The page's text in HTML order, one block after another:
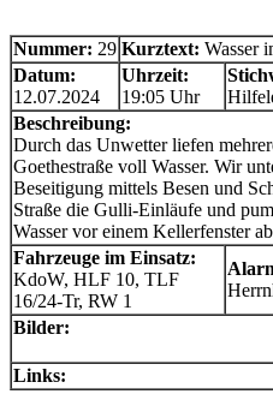
Nummer: 29 Kurztext: Wasser
Datum:
12.07.2024
Uhrzeit:
19:05 Uhr
Beschreibung:
Durch das Unwetter liefen
Goethestraße voll Wasser. Wir
Beseitigung mittels Besen und
Straße die Gulli-Einläufe und
Wasser vor einem Kellerfenster
Fahrzeuge im Einsatz:
KdoW, HLF 10, TLF
16/24-Tr, RW 1
Bilder:
Links: